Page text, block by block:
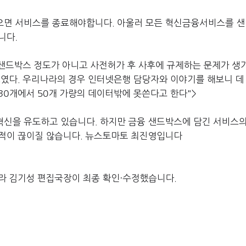
서비스를 종료해야합니다. 아울러 모든 혁신금융서비스를 샌
다.
박스 정도가 아니고 사전허가 후 사후에 규제하는 문제가 생기
다. 우리나라의 경우 인터넷은행 담당자와 이야기를 해보니 데
개에서 50개 가량의 데이터밖에 못쓴다고 한다">
을 유도하고 있습니다. 하지만 금융 샌드박스에 담긴 서비스의
이 끊이질 않습니다. 뉴스토마토 최진영입니다
김기성 편집국장이 최종 확인·수정했습니다.